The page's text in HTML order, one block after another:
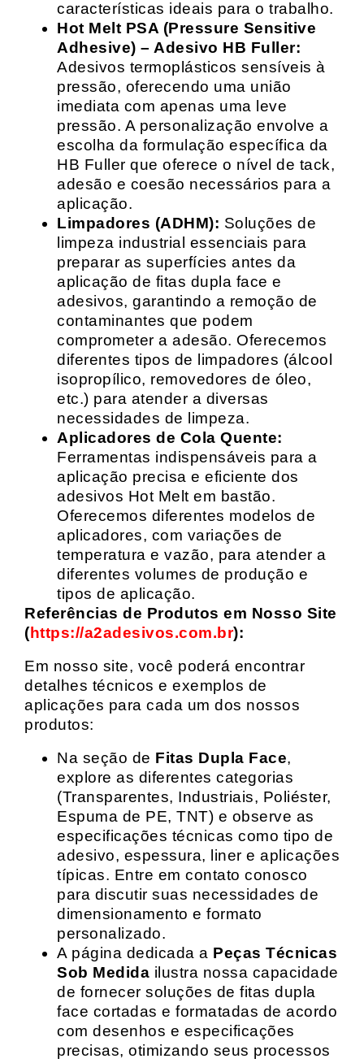
características ideais para o trabalho.
Hot Melt PSA (Pressure Sensitive
Adhesive) – Adesivo HB Fuller:
Adesivos termoplásticos sensíveis à
pressão, oferecendo uma união
imediata com apenas uma leve
pressão. A personalização envolve a
escolha da formulação específica da
HB Fuller que oferece o nível de tack,
adesão e coesão necessários para a
aplicação.
Limpadores (ADHM): Soluções de
limpeza industrial essenciais para
preparar as superfícies antes da
aplicação de fitas dupla face e
adesivos, garantindo a remoção de
contaminantes que podem
comprometer a adesão. Oferecemos
diferentes tipos de limpadores (álcool
isopropílico, removedores de óleo,
etc.) para atender a diversas
necessidades de limpeza.
Aplicadores de Cola Quente:
Ferramentas indispensáveis para a
aplicação precisa e eficiente dos
adesivos Hot Melt em bastão.
Oferecemos diferentes modelos de
aplicadores, com variações de
temperatura e vazão, para atender a
diferentes volumes de produção e
tipos de aplicação.
Referências de Produtos em Nosso Site
(https://a2adesivos.com.br):
Em nosso site, você poderá encontrar
detalhes técnicos e exemplos de
aplicações para cada um dos nossos
produtos:
Na seção de Fitas Dupla Face,
explore as diferentes categorias
(Transparentes, Industriais, Poliéster,
Espuma de PE, TNT) e observe as
especificações técnicas como tipo de
adesivo, espessura, liner e aplicações
típicas. Entre em contato conosco
para discutir suas necessidades de
dimensionamento e formato
personalizado.
A página dedicada a Peças Técnicas
Sob Medida ilustra nossa capacidade
de fornecer soluções de fitas dupla
face cortadas e formatadas de acordo
com desenhos e especificações
precisas, otimizando seus processos